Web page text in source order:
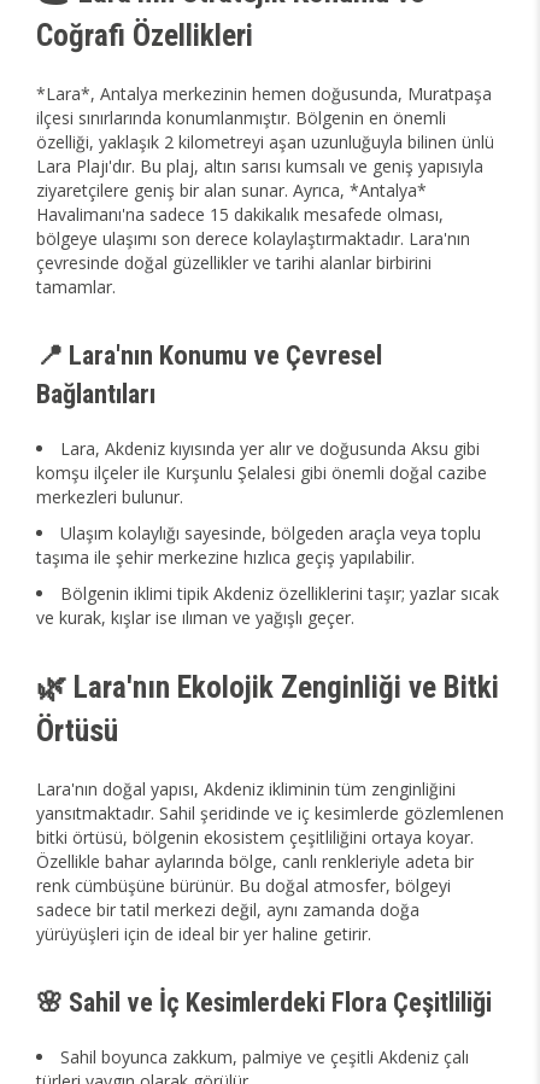
Coğrafi Özellikleri
*Lara*, Antalya merkezinin hemen doğusunda, Muratpaşa
ilçesi sınırlarında konumlanmıştır. Bölgenin en önemli
özelliği, yaklaşık 2 kilometreyi aşan uzunluğuyla bilinen ünlü
Lara Plajı'dır. Bu plaj, altın sarısı kumsalı ve geniş yapısıyla
ziyaretçilere geniş bir alan sunar. Ayrıca, *Antalya*
Havalimanı'na sadece 15 dakikalık mesafede olması,
bölgeye ulaşımı son derece kolaylaştırmaktadır. Lara'nın
çevresinde doğal güzellikler ve tarihi alanlar birbirini
tamamlar.
📍 Lara'nın Konumu ve Çevresel
Bağlantıları
Lara, Akdeniz kıyısında yer alır ve doğusunda Aksu gibi
komşu ilçeler ile Kurşunlu Şelalesi gibi önemli doğal cazibe
merkezleri bulunur.
Ulaşım kolaylığı sayesinde, bölgeden araçla veya toplu
taşıma ile şehir merkezine hızlıca geçiş yapılabilir.
Bölgenin iklimi tipik Akdeniz özelliklerini taşır; yazlar sıcak
ve kurak, kışlar ise ılıman ve yağışlı geçer.
🌿 Lara'nın Ekolojik Zenginliği ve Bitki
Örtüsü
Lara'nın doğal yapısı, Akdeniz ikliminin tüm zenginliğini
yansıtmaktadır. Sahil şeridinde ve iç kesimlerde gözlemlenen
bitki örtüsü, bölgenin ekosistem çeşitliliğini ortaya koyar.
Özellikle bahar aylarında bölge, canlı renkleriyle adeta bir
renk cümbüşüne bürünür. Bu doğal atmosfer, bölgeyi
sadece bir tatil merkezi değil, aynı zamanda doğa
yürüyüşleri için de ideal bir yer haline getirir.
🌸 Sahil ve İç Kesimlerdeki Flora Çeşitliliği
Sahil boyunca zakkum, palmiye ve çeşitli Akdeniz çalı